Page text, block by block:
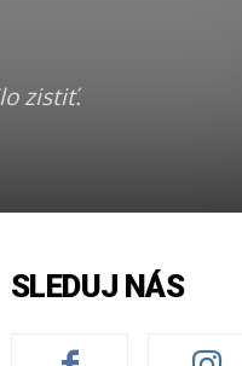
zistiť.
SLEDUJ NÁS